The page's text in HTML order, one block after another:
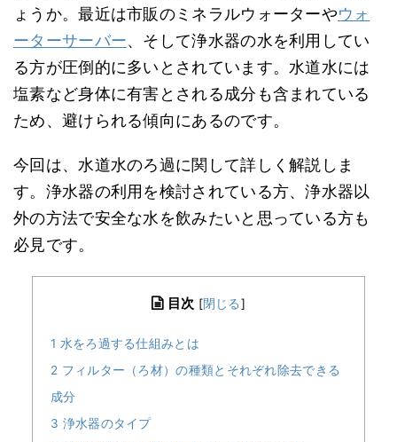
ょうか。最近は市販のミネラルウォーターやウォ
ーターサーバー、そして浄水器の水を利用してい
る方が圧倒的に多いとされています。水道水には
塩素など身体に有害とされる成分も含まれている
ため、避けられる傾向にあるのです。
今回は、水道水のろ過に関して詳しく解説しま
す。浄水器の利用を検討されている方、浄水器以
外の方法で安全な水を飲みたいと思っている方も
必見です。
目次 [閉じる]
1 水をろ過する仕組みとは
2 フィルター（ろ材）の種類とそれぞれ除去できる
成分
3 浄水器のタイプ